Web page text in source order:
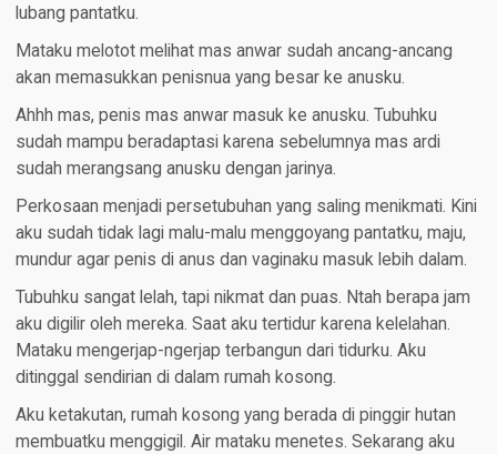
lubang pantatku.
Mataku melotot melihat mas anwar sudah ancang-ancang
akan memasukkan penisnua yang besar ke anusku.
Ahhh mas, penis mas anwar masuk ke anusku. Tubuhku
sudah mampu beradaptasi karena sebelumnya mas ardi
sudah merangsang anusku dengan jarinya.
Perkosaan menjadi persetubuhan yang saling menikmati. Kini
aku sudah tidak lagi malu-malu menggoyang pantatku, maju,
mundur agar penis di anus dan vaginaku masuk lebih dalam.
Tubuhku sangat lelah, tapi nikmat dan puas. Ntah berapa jam
aku digilir oleh mereka. Saat aku tertidur karena kelelahan.
Mataku mengerjap-ngerjap terbangun dari tidurku. Aku
ditinggal sendirian di dalam rumah kosong.
Aku ketakutan, rumah kosong yang berada di pinggir hutan
membuatku menggigil. Air mataku menetes. Sekarang aku